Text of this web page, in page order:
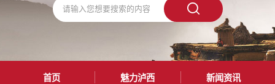
首页 魅力泸西 新闻资讯